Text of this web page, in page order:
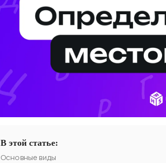
В этой статье:
Основные виды